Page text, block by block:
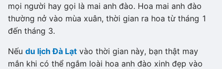
mọi người hay gọi là mai anh đào. Hoa mai anh đào
thường nở vào mùa xuân, thời gian ra hoa từ tháng 1
đến tháng 3.
Nếu du lịch Đà Lạt vào thời gian này, bạn thật may
mắn khi có thể ngắm loài hoa anh đào xinh đẹp vào